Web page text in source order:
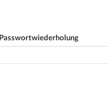
Passwortwiederholung